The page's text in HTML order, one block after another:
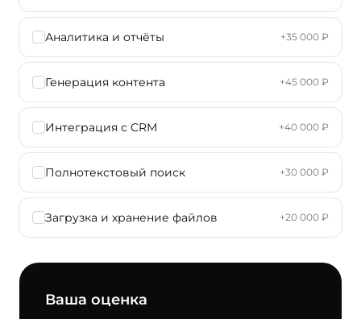
Аналитика и отчёты +35 000 ₽
Генерация контента +45 000 ₽
Интеграция с CRM +40 000 ₽
Полнотекстовый поиск +30 000 ₽
Загрузка и хранение файлов +20 000 ₽
Ваша оценка